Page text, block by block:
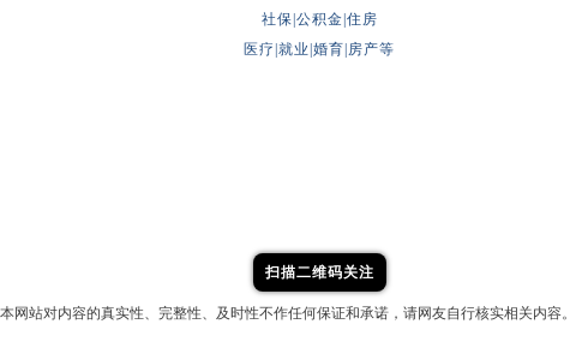
社保|公积金|住房
医疗|就业|婚育|房产等
扫描二维码关注
站对内容的真实性、完整性、及时性不作任何保证和承诺，请网友自行核实相关内容。